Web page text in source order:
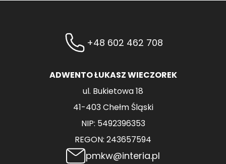
+48 602 462 708
ADWENTO ŁUKASZ WIECZOREK
ul. Bukietowa 18
41-403 Chełm Śląski
NIP: 5492396353
REGON: 243657594
pmkw@interia.pl